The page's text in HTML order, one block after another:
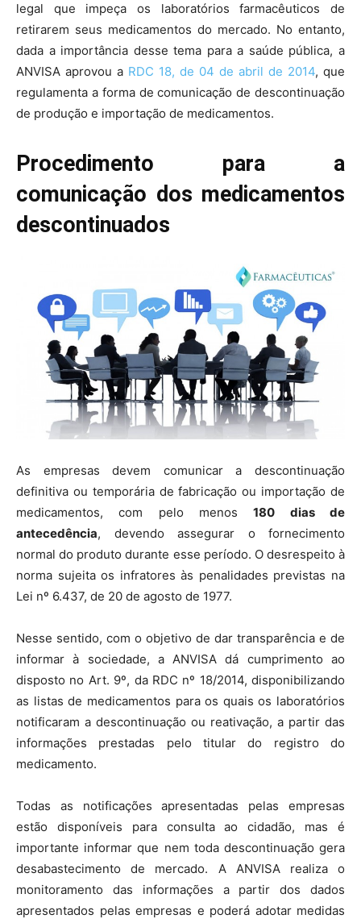
legal que impeça os laboratórios farmacêuticos de
retirarem seus medicamentos do mercado. No entanto,
dada a importância desse tema para a saúde pública, a
ANVISA aprovou a RDC 18, de 04 de abril de 2014, que
regulamenta a forma de comunicação de descontinuação
de produção e importação de medicamentos.
Procedimento para a
comunicação dos medicamentos
descontinuados
As empresas devem comunicar a descontinuação
definitiva ou temporária de fabricação ou importação de
medicamentos, com pelo menos180 dias de
antecedência, devendo assegurar o fornecimento
normal do produto durante esse período. O desrespeito à
norma sujeita os infratores às penalidades previstas na
Lei nº 6.437, de 20 de agosto de 1977.
Nesse sentido, com o objetivo de dar transparência e de
informar à sociedade, a ANVISA dá cumprimento ao
disposto no Art. 9º, da RDC nº 18/2014, disponibilizando
as listas de medicamentos para os quais os laboratórios
notificaram a descontinuação ou reativação, a partir das
informações prestadas pelo titular do registro do
medicamento.
Todas as notificações apresentadas pelas empresas
estão disponíveis para consulta ao cidadão, mas é
importante informar que nem toda descontinuação gera
desabastecimento de mercado. A ANVISA realiza o
monitoramento das informações a partir dos dados
apresentados pelas empresas e poderá adotar medidas